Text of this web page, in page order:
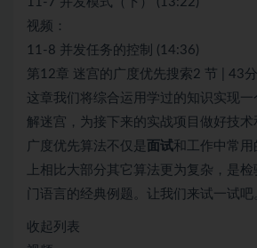
视频：
11-8 并发任务的控制 (14:36)
第12章 迷宫的广度优先搜索2 节 | 43
这章我们将综合运用学过的知识实现
解迷宫，为接下来的实战项目做好技术
广度优先算法不仅是 面试和工作中常
上相比大部分其它算法更为复杂，是
门语言的经典例题。让我们来试一试
收起列表